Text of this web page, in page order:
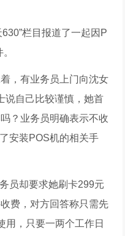
栏目报道了一起因P
，有业务员上门向沈女
说自己比较谨慎，她首
？业务员明确表示不收
安装POS机的相关手
员却要求她刷卡299元
费，对方回答称只需先
用，只要一两个工作日